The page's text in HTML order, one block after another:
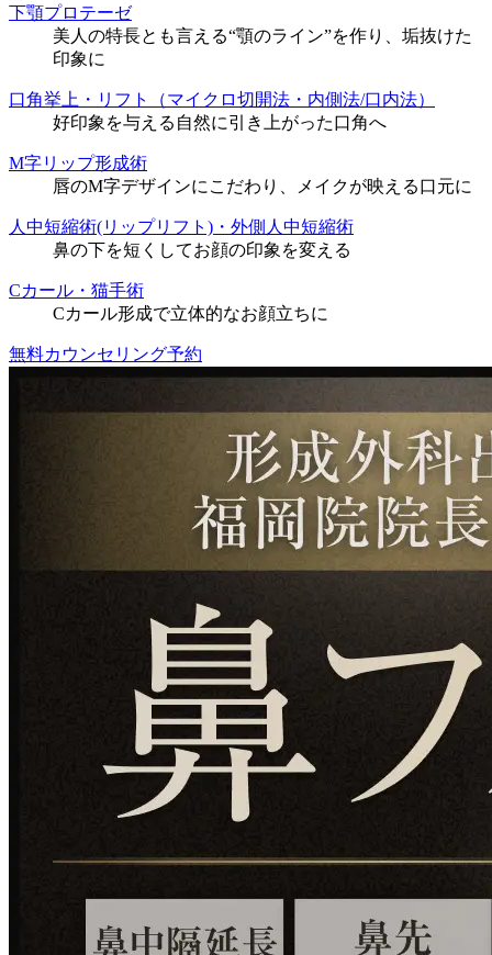
下顎プロテーゼ
美人の特長とも言える“顎のライン”を作り、垢抜けた
印象に
口角挙上・リフト（マイクロ切開法・内側法/口内法）
好印象を与える自然に引き上がった口角へ
M字リップ形成術
唇のM字デザインにこだわり、メイクが映える口元に
人中短縮術(リップリフト)・外側人中短縮術
鼻の下を短くしてお顔の印象を変える
Cカール・猫手術
Cカール形成で立体的なお顔立ちに
無料カウンセリング予約